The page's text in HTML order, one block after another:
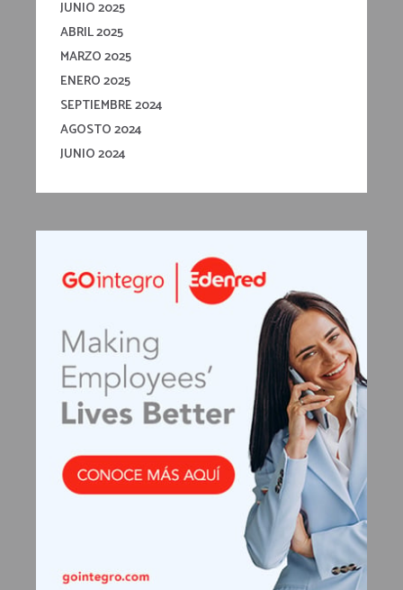
JUNIO 2025
ABRIL 2025
MARZO 2025
ENERO 2025
SEPTIEMBRE 2024
AGOSTO 2024
JUNIO 2024